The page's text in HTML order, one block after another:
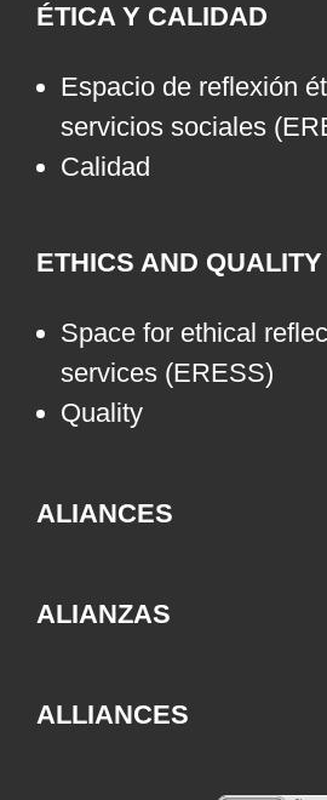
ÉTICA Y CALIDAD
Espacio de reflexión
servicios sociales
Calidad
ETHICS AND QUALITY
Space for ethical
services (ERESS)
Quality
ALIANCES
ALIANZAS
ALLIANCES